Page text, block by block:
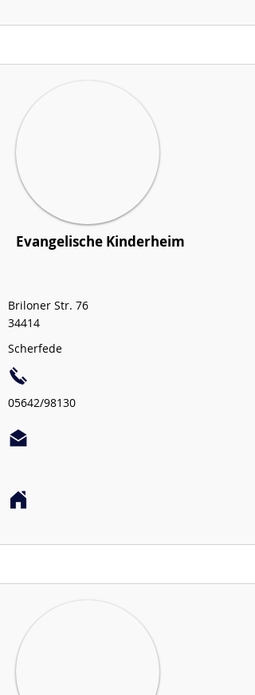
Evangelische Kinderheim
Briloner Str. 76
34414
Scherfede
05642/98130